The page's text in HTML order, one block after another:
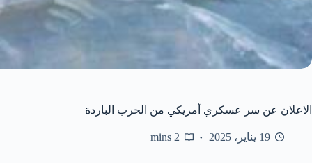
الاعلان عن سر عسكري أمريكي من الحرب الباردة
19 يناير، 2025 2 mins